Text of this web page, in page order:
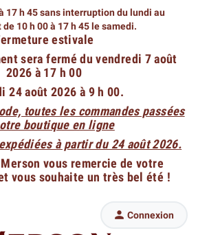
17 h 45 sans interruption du lundi au
de 10 h 00 à 17 h 45 le samedi.
estivale
sera fermé du vendredi 7 août
2026 à 17 h 00
24 août 2026 à 9 h 00.
toutes les commandes passées
boutique en ligne
à partir du 24 août 2026.
vous remercie de votre
vous souhaite un très bel été !
 Connexion